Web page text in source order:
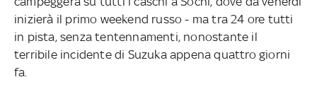
inizierà il primo weekend russo - ma tra 24 ore tutti
in pista, senza tentennamenti, nonostante il
terribile incidente di Suzuka appena quattro giorni
fa.